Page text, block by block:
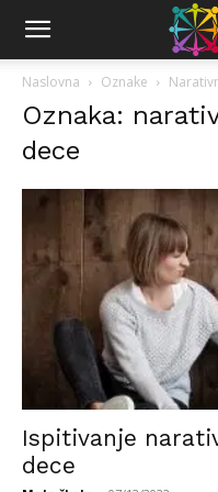
Naslovna Oznake
Oznaka:
dece
Ispitivanje
dece